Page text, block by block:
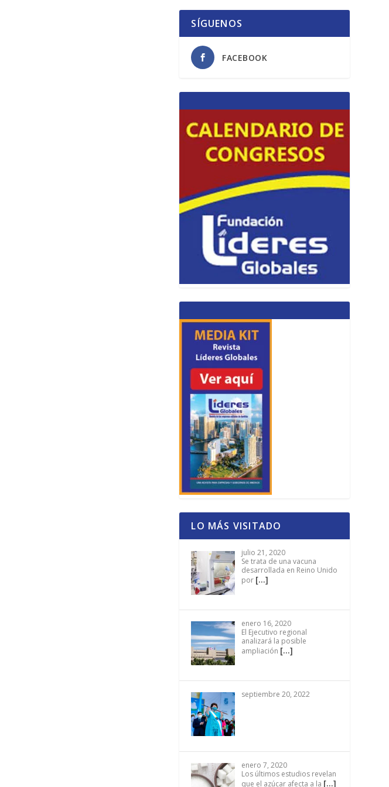
SÍGUENOS
FACEBOOK
LO MÁS VISITADO
julio 21, 2020
Se trata de una vacuna
desarrollada en Reino Unido
por […]
enero 16, 2020
El Ejecutivo regional
analizará la posible
ampliación […]
septiembre 20, 2022
enero 7, 2020
Los últimos estudios revelan
que el azúcar afecta a la […]